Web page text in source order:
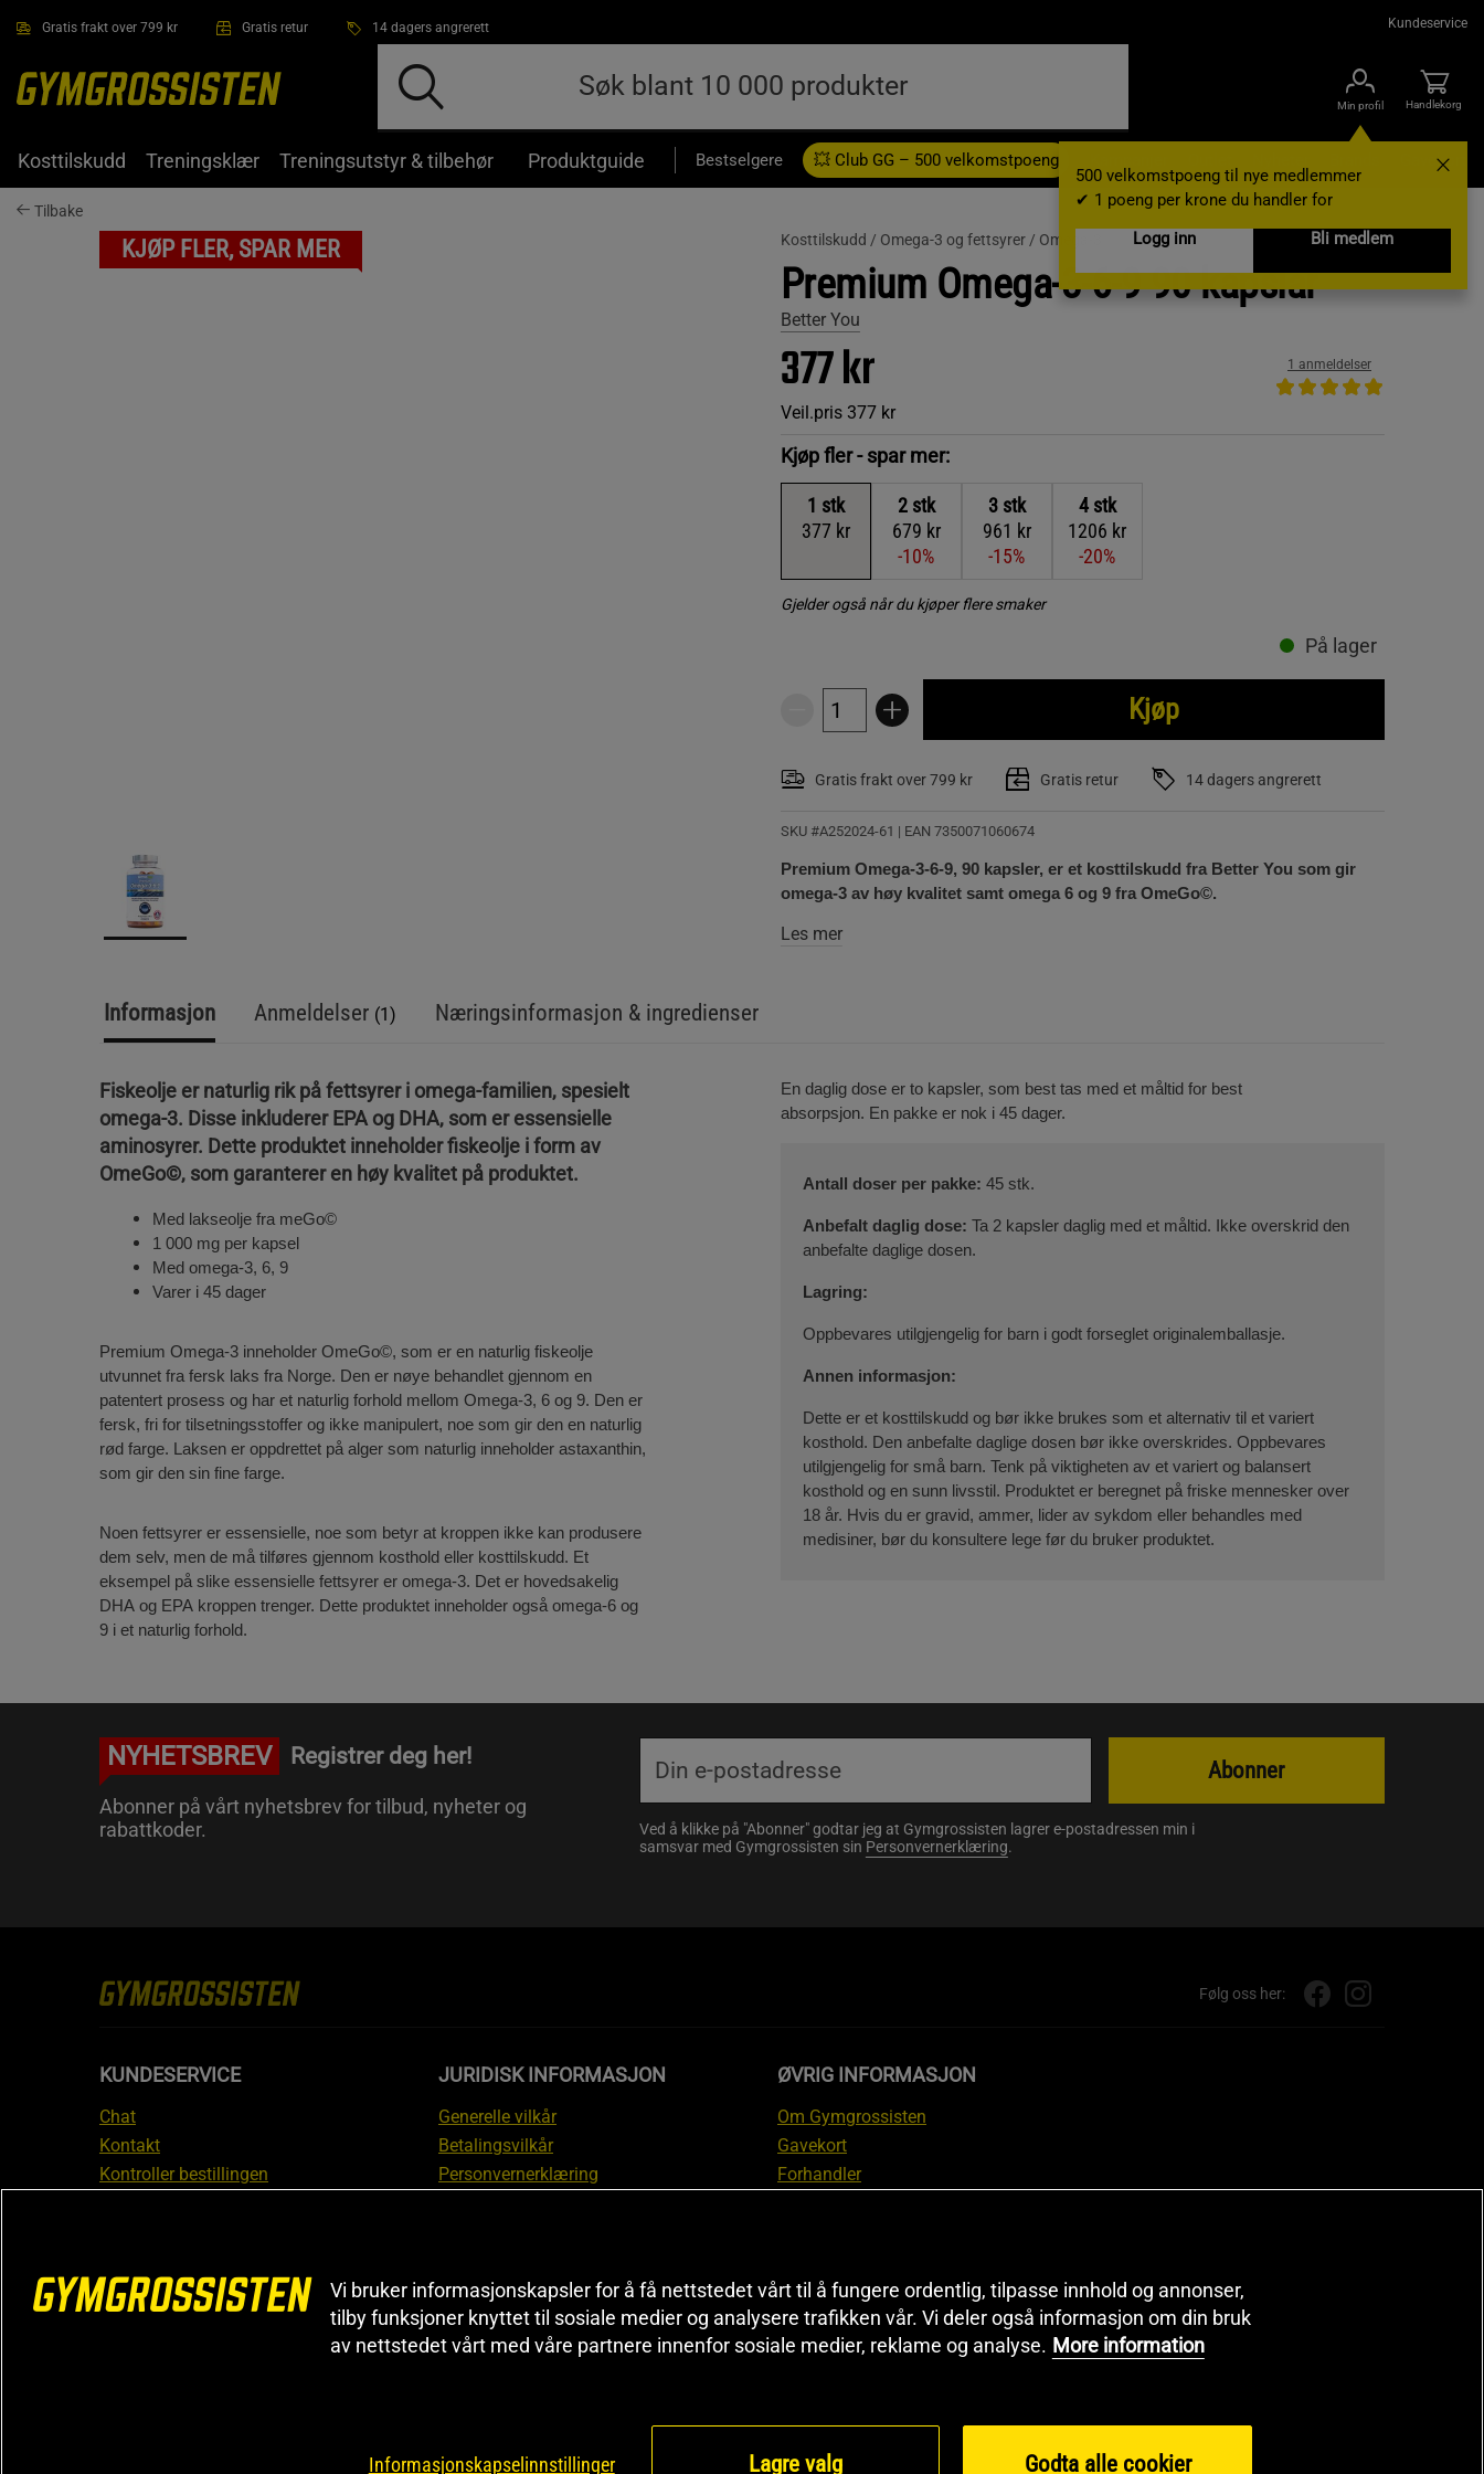
Gratis frakt over 799 kr Gratis retur 14 dagers angrerett Kundeservice
Min profil
500 velkomstpoeng til nye medlemmer
✔ 1 poeng per krone du handler for
Logg inn
Bli medlem
Handlekorg
Kosttilskudd Treningsklær Treningsutstyr & tilbehør Produktguide Bestselgere 💥 Club GG – 500 velkomstpoeng Gavekort
Tilbake
KJØP FLER, SPAR MER Kosttilskudd / Omega-3 og fettsyrer / Omega-3
Premium Omega-3-6-9 90 kapslar
Better You
377 kr
Veil.pris 377 kr
1 anmeldelser
Kjøp fler - spar mer:
1 stk
377 kr
2stk
679 kr
-10%
3stk
961 kr
-15%
4stk
1206 kr
-20%
Gjelder også når du kjøper flere smaker
På lager
Kjøp
Gratis frakt over 799 kr Gratis retur 14 dagers angrerett
SKU #A252024-61 | EAN 7350071060674
Premium Omega-3-6-9, 90 kapsler, er et kosttilskudd fra Better You som gir
omega-3 av høy kvalitet samt omega 6 og 9 fra OmeGo©.
Les mer
Informasjon Anmeldelser (1) Næringsinformasjon & ingredienser
Fiskeolje er naturlig rik på fettsyrer i omega-familien, spesielt
omega-3. Disse inkluderer EPA og DHA, som er essensielle
aminosyrer. Dette produktet inneholder fiskeolje i form av
OmeGo©, som garanterer en høy kvalitet på produktet.
Med lakseolje fra meGo©
1 000 mg per kapsel
Med omega-3, 6, 9
Varer i 45 dager
Premium Omega-3 inneholder OmeGo©, som er en naturlig fiskeolje
utvunnet fra fersk laks fra Norge. Den er nøye behandlet gjennom en
patentert prosess og har et naturlig forhold mellom Omega-3, 6 og 9. Den er
fersk, fri for tilsetningsstoffer og ikke manipulert, noe som gir den en naturlig
rød farge. Laksen er oppdrettet på alger som naturlig inneholder astaxanthin,
som gir den sin fine farge.
Noen fettsyrer er essensielle, noe som betyr at kroppen ikke kan produsere
dem selv, men de må tilføres gjennom kosthold eller kosttilskudd. Et
eksempel på slike essensielle fettsyrer er omega-3. Det er hovedsakelig
DHA og EPA kroppen trenger. Dette produktet inneholder også omega-6 og
9 i et naturlig forhold.
En daglig dose er to kapsler, som best tas med et måltid for best
absorpsjon. En pakke er nok i 45 dager.
Antall doser per pakke: 45 stk.
Anbefalt daglig dose: Ta 2 kapsler daglig med et måltid. Ikke overskrid den
anbefalte daglige dosen.
Lagring:
Oppbevares utilgjengelig for barn i godt forseglet originalemballasje.
Annen informasjon:
Dette er et kosttilskudd og bør ikke brukes som et alternativ til et variert
kosthold. Den anbefalte daglige dosen bør ikke overskrides. Oppbevares
utilgjengelig for små barn. Tenk på viktigheten av et variert og balansert
kosthold og en sunn livsstil. Produktet er beregnet på friske mennesker over
18 år. Hvis du er gravid, ammer, lider av sykdom eller behandles med
medisiner, bør du konsultere lege før du bruker produktet.
NYHETSBREV Registrer deg her!
Abonner på vårt nyhetsbrev for tilbud, nyheter og
rabattkoder.
Ved å klikke på "Abonner" godtar jeg at Gymgrossisten lagrer e-postadressen min i
samsvar med Gymgrossisten sin Personvernerklæring.
Abonner
Følg oss her:
KUNDESERVICE
Chat
Kontakt
Kontroller bestillingen
JURIDISK INFORMASJON
Generelle vilkår
Betalingsvilkår
Personvernerklæring
Informasjon om angrerett og
reklamasjon
Cookieinnstillinger
ØVRIG INFORMASJON
Om Gymgrossisten
Gavekort
Forhandler
Sitemap
Black Friday
Artikler & Øvelser
Vi bruker informasjonskapsler for å få nettstedet vårt til å fungere ordentlig, tilpasse innhold og annonser,
tilby funksjoner knyttet til sosiale medier og analysere trafikken vår. Vi deler også informasjon om din bruk
av nettstedet vårt med våre partnere innenfor sosiale medier, reklame og analyse. More information
Informasjonskapselinnstillinger Lagre valg Godta alle cookier